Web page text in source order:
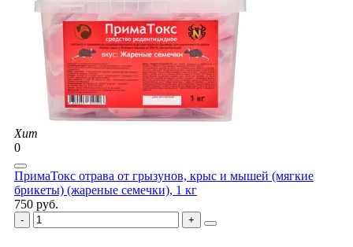
Хит
0
ПримаТокс отрава от грызунов, крыс и мышей (мягкие
брикеты) (жареные семечки), 1 кг
750 руб.